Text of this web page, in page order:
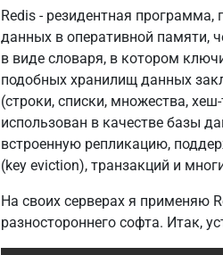
Redis - резидентная
данных в оперативной памяти,
в виде словаря, в котором
подобных хранилищ данных
(строки, списки, множества,
использован в качестве базы
встроенную репликацию,
(key eviction), транзакций и
На своих серверах я применяю
разностороннего софта. Итак,